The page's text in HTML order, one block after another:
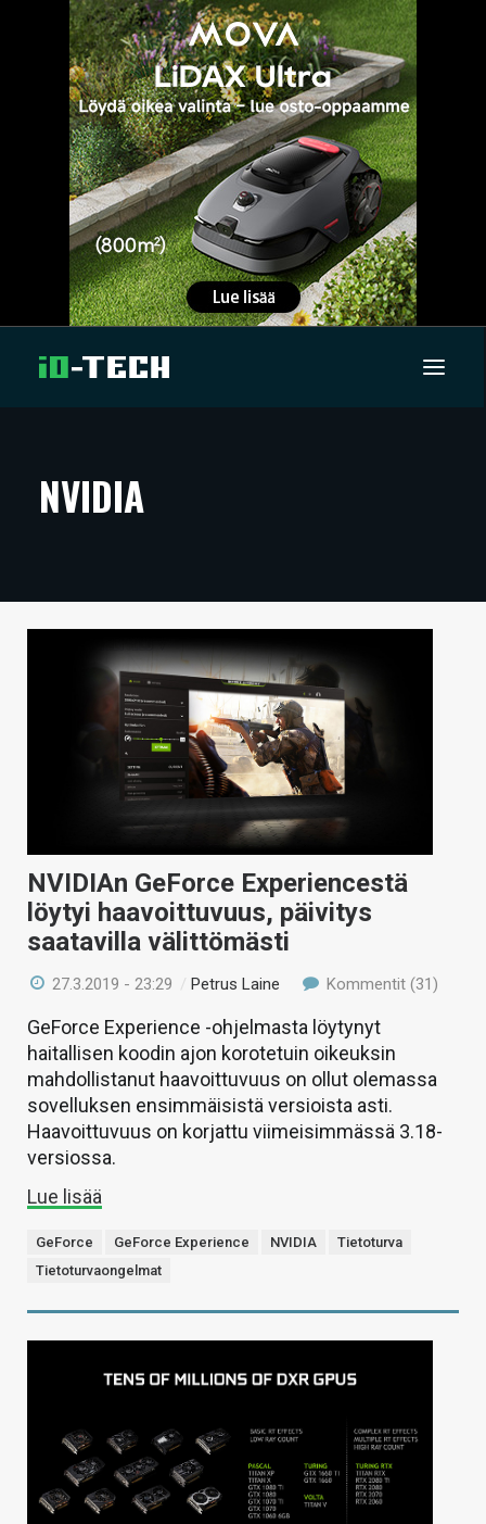
ARTIKKELIT
TECHBBS
HAKU
NVIDIA
NVIDIAn GeForce Experiencestä
löytyi haavoittuvuus, päivitys
saatavilla välittömästi
27.3.2019 - 23:29 /Petrus Laine Kommentit (31)
GeForce Experience -ohjelmasta löytynyt
haitallisen koodin ajon korotetuin oikeuksin
mahdollistanut haavoittuvuus on ollut olemassa
sovelluksen ensimmäisistä versioista asti.
Haavoittuvuus on korjattu viimeisimmässä 3.18-
versiossa.
Lue lisää
GeForce GeForce Experience NVIDIA
Tietoturva
Tietoturvaongelmat